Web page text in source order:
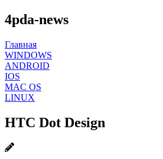
4pda-news
Главная
WINDOWS
ANDROID
IOS
MAC OS
LINUX
HTC Dot Design